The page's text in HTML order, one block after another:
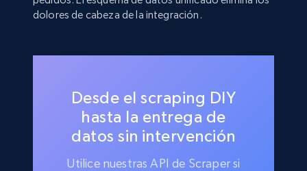
dolores de cabeza de la integración.
Desde el scraping DIY
hasta la entrega de
datos sin intervención
Utilice nuestras API de Scraper si